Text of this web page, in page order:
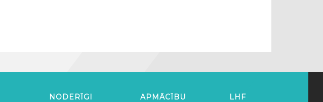
NODERĪGI
APMĀCĪBU
LHF